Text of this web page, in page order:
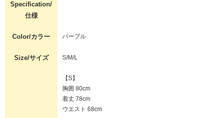
Specification/
仕様
Color/カラー パープル
Size/サイズ S/M/L
【S】
胸囲 80cm
着丈 78cm
ウエスト 68cm